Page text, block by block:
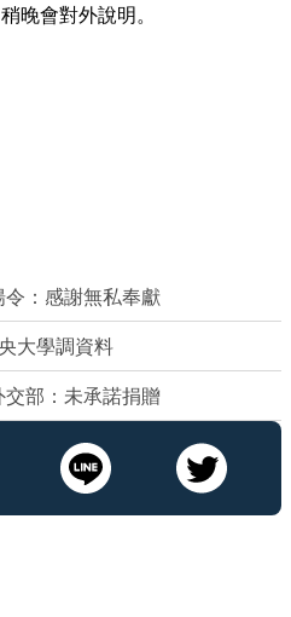
晚會對外說明。
：感謝無私奉獻
大學調資料
部：未承諾捐贈